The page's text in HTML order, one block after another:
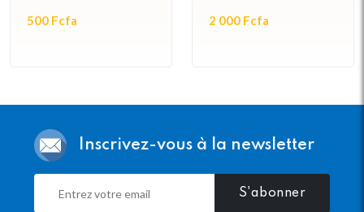
500 Fcfa 2 000 Fcfa
Inscrivez-vous à la newsletter
S'abonner